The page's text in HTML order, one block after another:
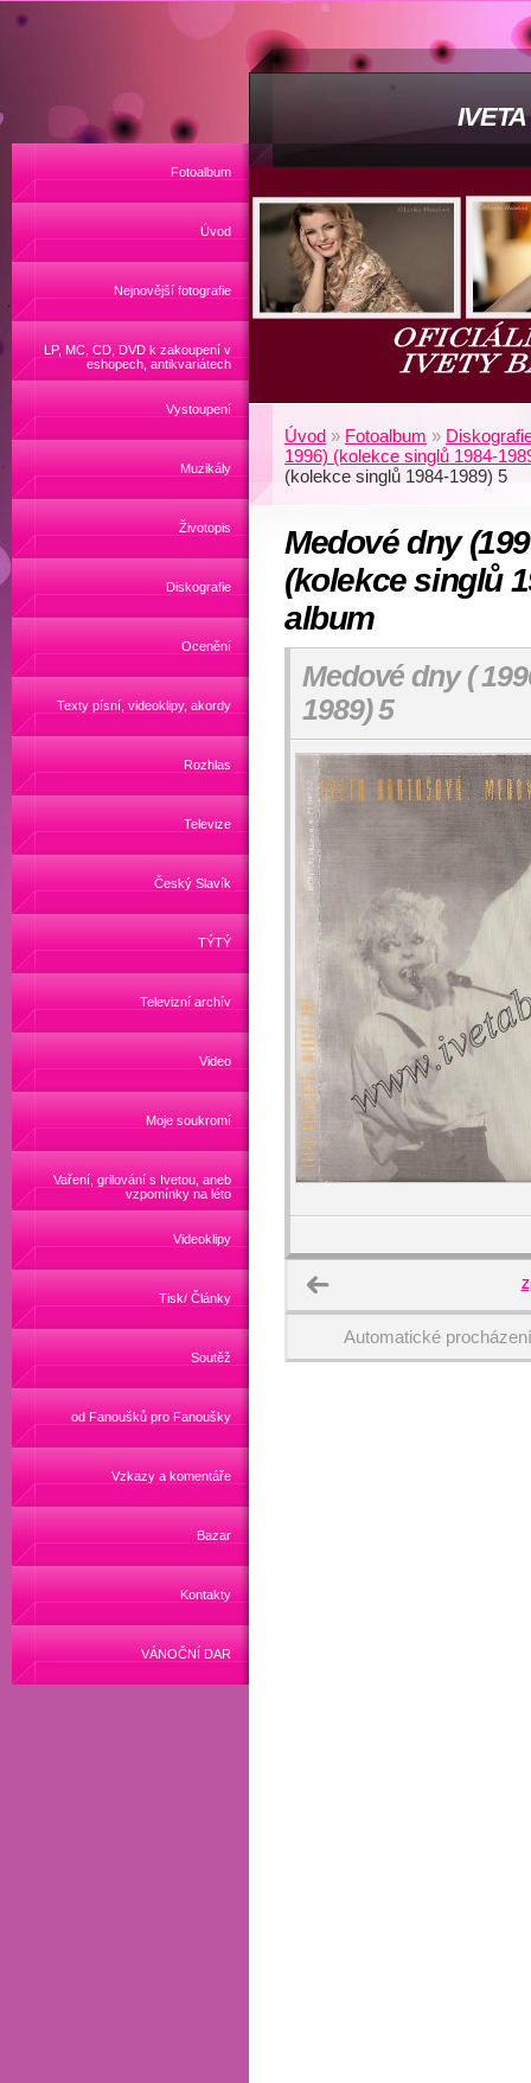
Fotoalbum
Úvod
Nejnovější fotografie
LP, MC, CD, DVD k zakoupení v
eshopech, antikvariátech
Vystoupení
Muzikály
Životopis
Diskografie
Ocenění
Texty písní, videoklipy, akordy
Rozhlas
Televize
Český Slavík
TÝTÝ
Televizní archív
Video
Moje soukromí
Vaření, grilování s Ivetou, aneb
vzpomínky na léto
Videoklipy
Tisk/ Články
Soutěž
od Fanoušků pro Fanoušky
Vzkazy a komentáře
Bazar
Kontakty
VÁNOČNÍ DAR
Úvod » Fotoalbum »
1996) (kolekce singlů 1984-
(kolekce singlů 1984-1989) 5
Medové dny
(kolekce singlů
album
Medové dny (
1989) 5
Automatické